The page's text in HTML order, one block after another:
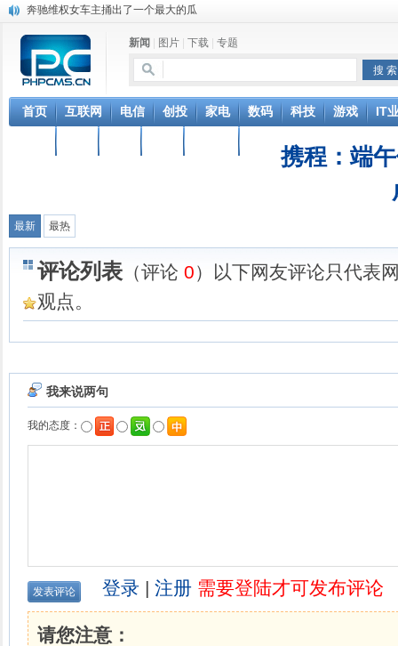
奔驰维权女车主捅出了一个最大的瓜
DS四款新能源车型上海车展亚洲首秀
苹果与高通和解 英特尔失去重要移动客户
小米高管：虽然高通与苹果和解，但5G iPhone最快明年下半年发布
iOS 13加入黑暗模式 多功能加持6月份见
高通与苹果达成和解，双方达成6年许可协议
元宇宙持续火热 应用爆发落地需实时网络支撑
新闻 图片 下载 专题
首页 互联网 电信 创投 家电 数码 科技 游戏 IT
携程：端
最新 最热
评论列表 （评论 0）以下网友评论只代表
观点。
我来说两句
我的态度：
登录 | 注册 需要登陆才可发布评论
请您注意：